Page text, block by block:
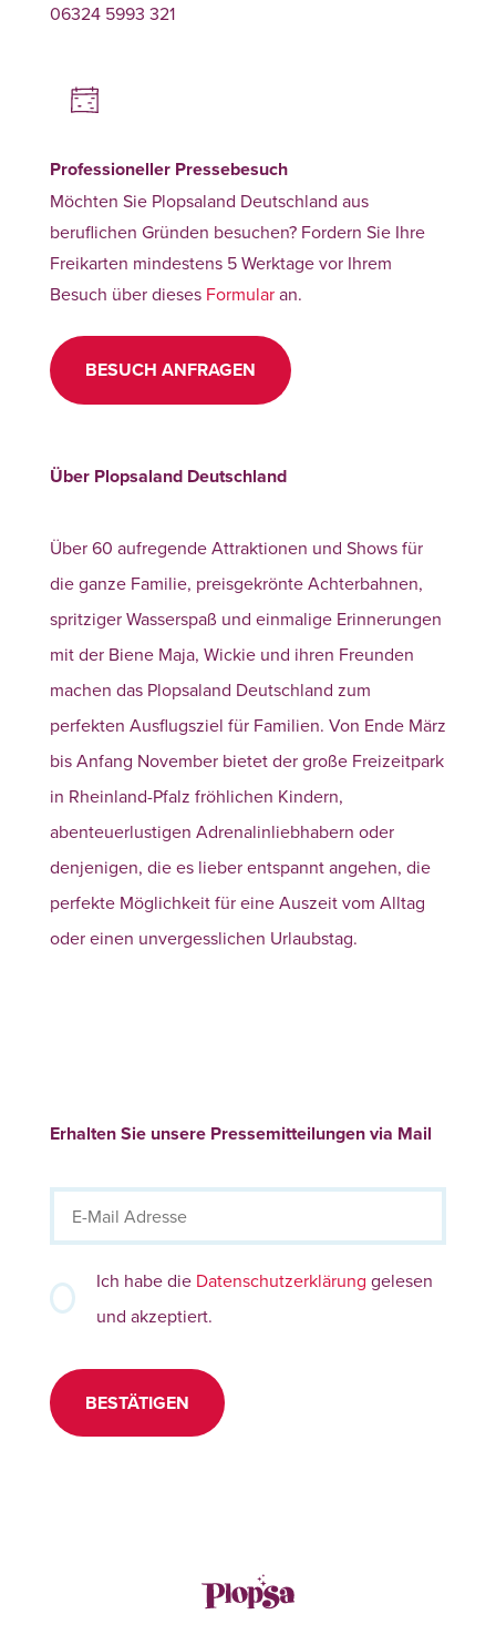
06324 5993 321
Professioneller Pressebesuch
Möchten Sie Plopsaland Deutschland aus
beruflichen Gründen besuchen? Fordern Sie Ihre
Freikarten mindestens 5 Werktage vor Ihrem
Besuch über dieses Formularan.
BESUCH ANFRAGEN
Über Plopsaland Deutschland
Über 60 aufregende Attraktionen und Shows für
die ganze Familie, preisgekrönte Achterbahnen,
spritziger Wasserspaß und einmalige Erinnerungen
mit der Biene Maja, Wickie und ihren Freunden
machen das Plopsaland Deutschland zum
perfekten Ausflugsziel für Familien. Von Ende März
bis Anfang November bietet der große Freizeitpark
in Rheinland-Pfalz fröhlichen Kindern,
abenteuerlustigen Adrenalinliebhabern oder
denjenigen, die es lieber entspannt angehen, die
perfekte Möglichkeit für eine Auszeit vom Alltag
oder einen unvergesslichen Urlaubstag.
Erhalten Sie unsere Pressemitteilungen via Mail
Ich habe die Datenschutzerklärung gelesen
und akzeptiert.
BESTÄTIGEN